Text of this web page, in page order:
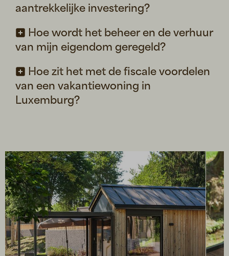
aantrekkelijke investering?
Hoe wordt het beheer en de verhuur
van mijn eigendom geregeld?
Hoe zit het met de fiscale voordelen
van een vakantiewoning in
Luxemburg?